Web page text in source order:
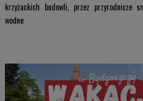
krzyżackich budowli, przez przyrodnicze
wodne